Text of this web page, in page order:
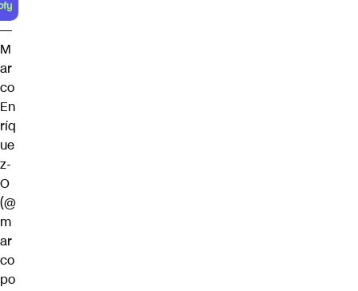
—
M
ar
co
En
ríq
ue
z-
O
(@
m
ar
co
po